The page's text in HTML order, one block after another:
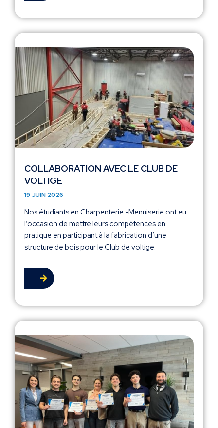
COLLABORATION AVEC LE CLUB DE
VOLTIGE
19 JUIN 2026
Nos étudiants en Charpenterie -Menuiserie ont eu
l’occasion de mettre leurs compétences en
pratique en participant à la fabrication d’une
structure de bois pour le Club de voltige.